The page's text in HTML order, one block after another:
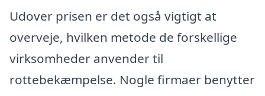
Udover prisen er det også vigtigt at
overveje, hvilken metode de forskellige
virksomheder anvender til
rottebekæmpelse. Nogle firmaer benytter